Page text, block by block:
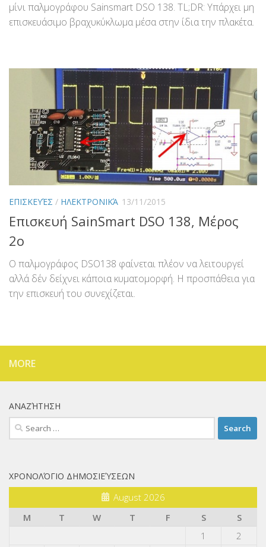
μίνι παλμογράφου Sainsmart DSO 138. TL;DR: Υπάρχει μη
επισκευάσιμο βραχυκύκλωμα μέσα στην ίδια την πλακέτα.
ΕΠΙΣΚΕΥΈΣ / ΗΛΕΚΤΡΟΝΙΚΆ 13/11/2015
Επισκευή SainSmart DSO 138, Μέρος
2ο
Ο παλμογράφος DSO138 φαίνεται πλέον να λειτουργεί
αλλά δέν δείχνει κάποια κυματομορφή. Η προσπάθεια για
την επισκευή του συνεχίζεται.
MORE
ΑΝΑΖΉΤΗΣΗ
Search
for:
ΧΡΟΝΟΛΌΓΙΟ ΔΗΜΟΣΙΕΎΣΕΩΝ
August 2026
M
T W T F S
S
1
2